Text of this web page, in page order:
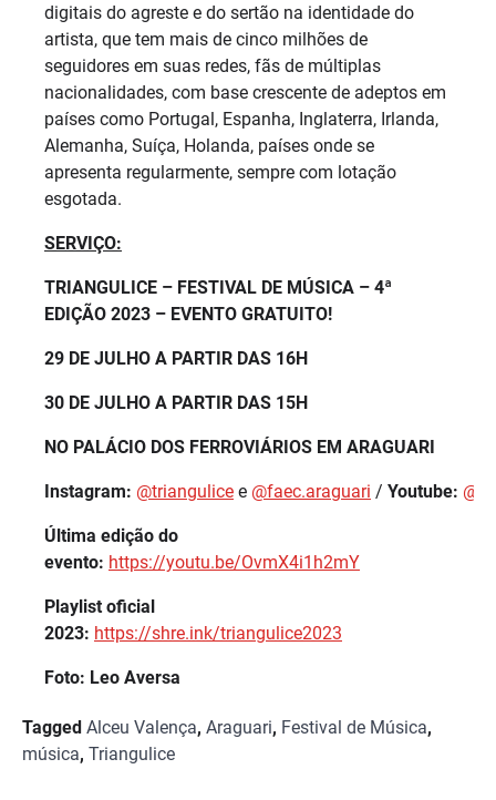
digitais do agreste e do sertão na identidade do
artista, que tem mais de cinco milhões de
seguidores em suas redes, fãs de múltiplas
nacionalidades, com base crescente de adeptos em
países como Portugal, Espanha, Inglaterra, Irlanda,
Alemanha, Suíça, Holanda, países onde se
apresenta regularmente, sempre com lotação
esgotada.
SERVIÇO:
TRIANGULICE – FESTIVAL DE MÚSICA – 4ª
EDIÇÃO 2023 – EVENTO GRATUITO!
29 DE JULHO A PARTIR DAS 16H
30 DE JULHO A PARTIR DAS 15H
NO PALÁCIO DOS FERROVIÁRIOS EM ARAGUARI
Instagram: @triangulice e @faec.araguari / Youtube:
Última edição do
evento: https://youtu.be/OvmX4i1h2mY
Playlist oficial
2023: https://shre.ink/triangulice2023
Foto: Leo Aversa
Tagged Alceu Valença, Araguari, Festival de Música,
música, Triangulice